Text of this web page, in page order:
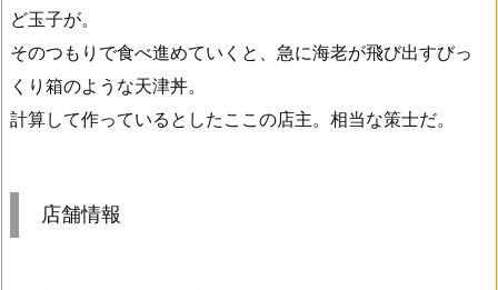
ど玉子が。
そのつもりで食べ進めていくと、急に海老が飛び出すびっ
くり箱のような天津丼。
計算して作っているとしたここの店主。相当な策士だ。
店舗情報